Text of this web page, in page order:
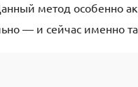
метод особенно
— и сейчас именно